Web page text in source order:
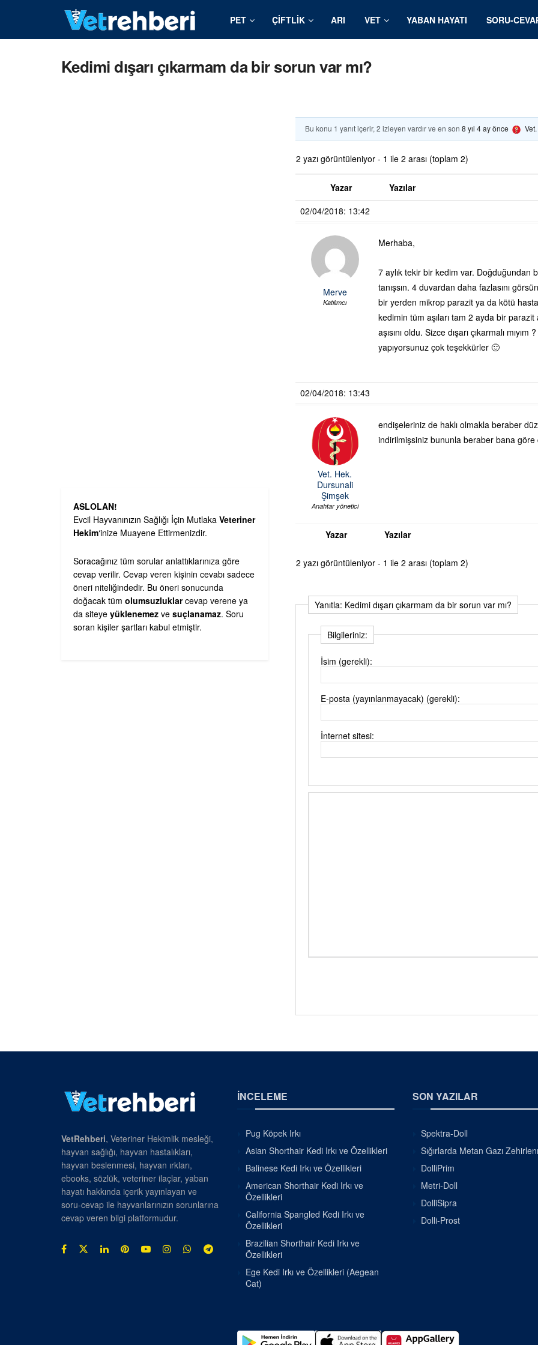
PET ÇIFTLIK ARI VET YABAN HAYATI SORU-
Kedimi dışarı çıkarmam da bir sorun var mı?
Bu konu 1 yanıt içerir, 2 izleyen vardır ve en son 8 yıl 4 ay önce
2 yazı görüntüleniyor - 1 ile 2 arası (toplam 2)
Yazar
Yazılar
02/04/2018: 13:42
Merve
Katılımcı
Merhaba,
7 aylık tekir bir kedim var. Doğduğundan
tanışsın. 4 duvardan daha fazlasını
bir yerden mikrop parazit ya da kötü
kedimin tüm aşıları tam 2 ayda bir parazit
aşısını oldu. Sizce dışarı çıkarmalı
yapıyorsunuz çok teşekkürler 🙂
02/04/2018: 13:43
Vet. Hek.
Dursunali
Şimşek
Anahtar yönetici
endişeleriniz de haklı olmakla beraber
indirilmişsiniz bununla beraber bana göre
Yazar Yazılar
2 yazı görüntüleniyor - 1 ile 2 arası (toplam 2)
Yanıtla: Kedimi dışarı çıkarmam da bir sorun var mı?
Bilgileriniz:
İsim (gerekli):
E-posta (yayınlanmayacak) (gerekli):
İnternet sitesi:
ASLOLAN!
Evcil Hayvanınızın Sağlığı İçin Mutlaka Veteriner
Hekim‘inize Muayene Ettirmenizdir.
Soracağınız tüm sorular anlattıklarınıza göre
cevap verilir. Cevap veren kişinin cevabı sadece
öneri niteliğindedir. Bu öneri sonucunda
doğacak tüm olumsuzluklarcevap verene ya
da siteye yüklenemez ve suçlanamaz. Soru
soran kişiler şartları kabul etmiştir.
VetRehberi, Veteriner Hekimlik mesleği,
hayvan sağlığı, hayvan hastalıkları,
hayvan beslenmesi, hayvan ırkları,
ebooks, sözlük, veteriner ilaçlar, yaban
hayatı hakkında içerik yayınlayan ve
soru-cevap ile hayvanlarınızın sorunlarına
cevap veren bilgi platformudur.
İNCELEME
Pug Köpek Irkı
Asian Shorthair Kedi Irkı ve Özellikleri
Balinese Kedi Irkı ve Özellikleri
American Shorthair Kedi Irkı ve
Özellikleri
California Spangled Kedi Irkı ve
Özellikleri
Brazilian Shorthair Kedi Irkı ve
Özellikleri
Ege Kedi Irkı ve Özellikleri (Aegean
Cat)
SON YAZILAR
Spektra-Doll
Sığırlarda Metan Gazı
DolliPrim
Metri-Doll
DolliSipra
Dolli-Prost